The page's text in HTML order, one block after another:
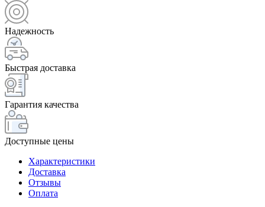
Надежность
Быстрая доставка
Гарантия качества
Доступные цены
Характеристики
Доставка
Отзывы
Оплата